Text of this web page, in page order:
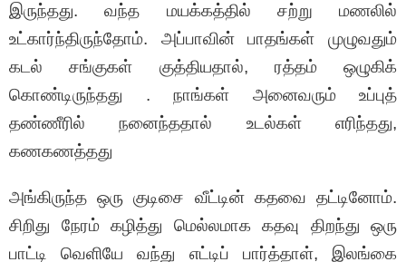
இருந்தது. வந்த மயக்கத்தில் சற்று மணலில்
உட்கார்ந்திருந்தோம். அப்பாவின் பாதங்கள் முழுவதும்
கடல் சங்குகள் குத்தியதால், ரத்தம் ஒழுகிக்
கொண்டிருந்தது . நாங்கள் அனைவரும் உப்புத்
தண்ணீரில் நனைந்ததால் உடல்கள் எரிந்தது,
கணகணத்தது
அங்கிருந்த ஒரு குடிசை வீட்டின் கதவை தட்டினோம்.
சிறிது நேரம் கழித்து மெல்லமாக கதவு திறந்து ஒரு
பாட்டி வெளியே வந்து எட்டிப் பார்த்தாள், இலங்கை